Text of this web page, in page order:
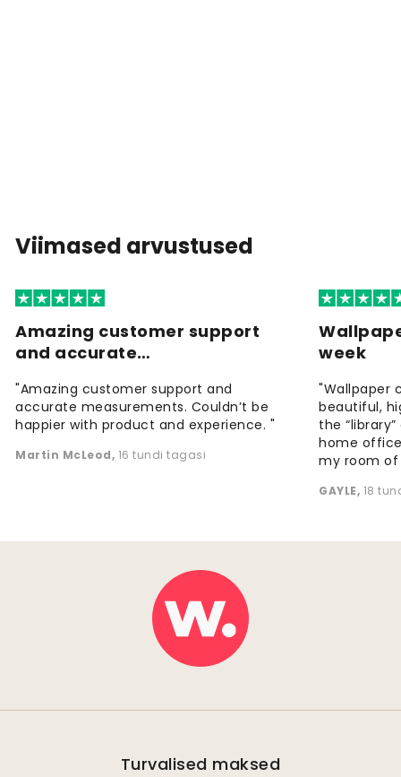
Viimased arvustused
Amazing customer support
and accurate…
"Amazing customer support and
accurate measurements. Couldn’t be
happier with product and experience. "
Martin McLeod, 16 tundi tagasi
week
"Wallpaper
beautiful,
the
home
my room of
GAYLE, 18
Turvalised maksed